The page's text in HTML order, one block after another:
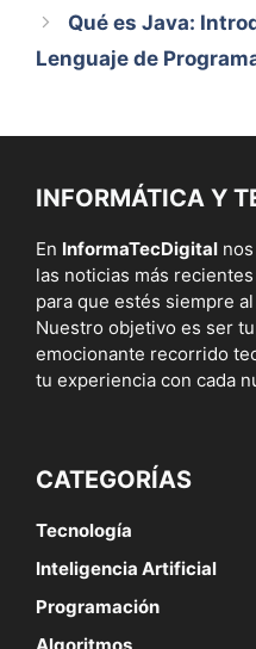
Qué es Java:
Lenguaje de
INFORMÁTICA Y
En InformaTecDigital
las noticias más
para que estés siempre
Nuestro objetivo es ser
emocionante recorrido
tu experiencia con cada
CATEGORÍAS
Tecnología
Inteligencia Artificial
Programación